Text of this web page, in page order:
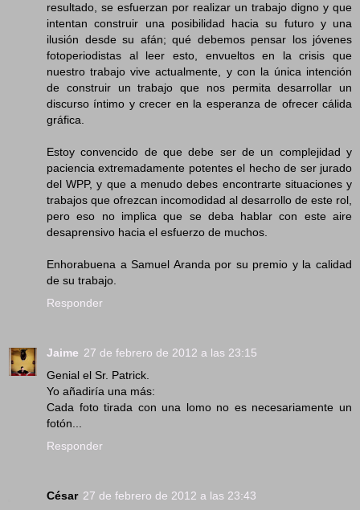
resultado, se esfuerzan por realizar un trabajo digno y que
intentan construir una posibilidad hacia su futuro y una
ilusión desde su afán; qué debemos pensar los jóvenes
fotoperiodistas al leer esto, envueltos en la crisis que
nuestro trabajo vive actualmente, y con la única intención
de construir un trabajo que nos permita desarrollar un
discurso íntimo y crecer en la esperanza de ofrecer cálida
gráfica.
Estoy convencido de que debe ser de un complejidad y
paciencia extremadamente potentes el hecho de ser jurado
del WPP, y que a menudo debes encontrarte situaciones y
trabajos que ofrezcan incomodidad al desarrollo de este rol,
pero eso no implica que se deba hablar con este aire
desaprensivo hacia el esfuerzo de muchos.
Enhorabuena a Samuel Aranda por su premio y la calidad
de su trabajo.
Responder
Jaime 27 de febrero de 2012 a las 23:15
Genial el Sr. Patrick.
Yo añadiría una más:
Cada foto tirada con una lomo no es necesariamente un
fotón...
Responder
César 27 de febrero de 2012 a las 23:43